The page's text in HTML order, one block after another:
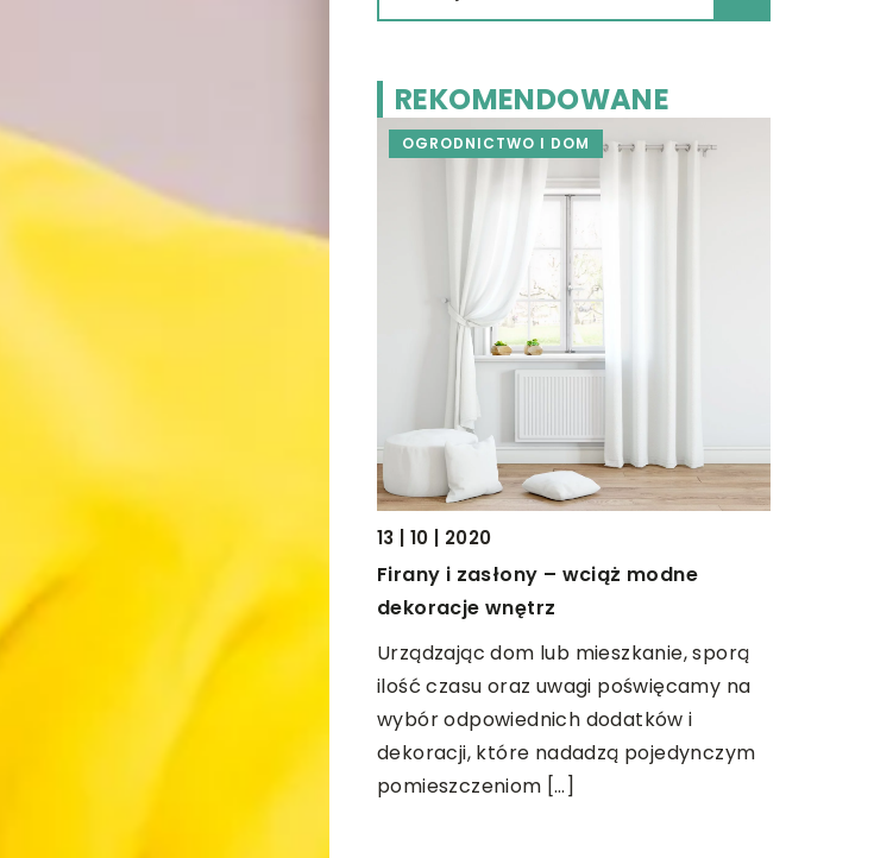
REKOMENDOWANE
PRZEMYSŁ I TECHNIKA
oraz
powszechnie
się różne plomby
które można znaleźć
OGRODNICTWO I DOM
13 | 10 | 2020
Firany i zasłony – wciąż modne
dekoracje wnętrz
Urządzając dom lub mieszkanie, sporą
ilość czasu oraz uwagi poświęcamy na
wybór odpowiednich dodatków i
dekoracji, które nadadzą pojedynczym
pomieszczeniom […]